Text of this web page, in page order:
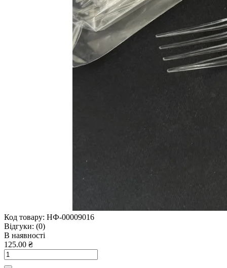
Код товару: НФ-00009016
Відгуки: (0)
В наявності
125.00 ₴